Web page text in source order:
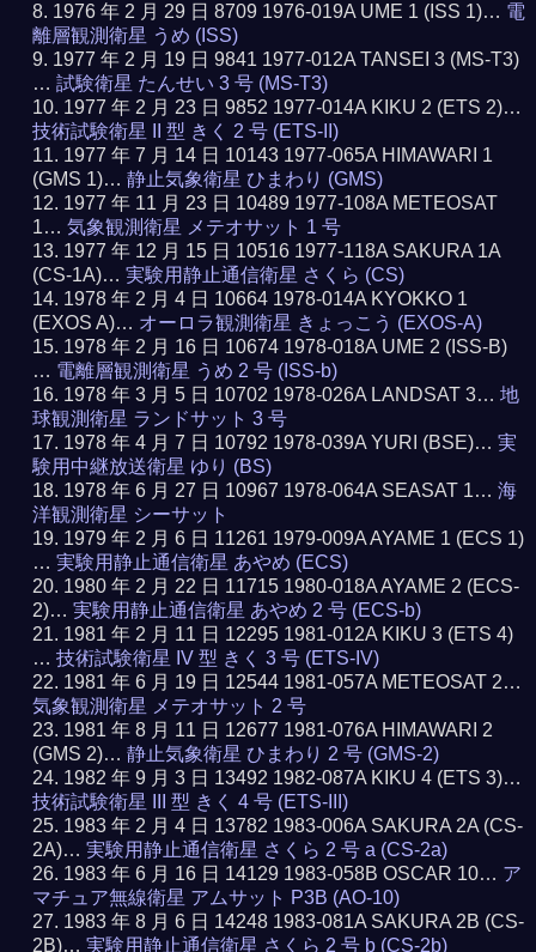
1976 年 2 月 29 日 8709 1976-019A UME 1 (ISS 1)… 電
離層観測衛星 うめ (ISS)
1977 年 2 月 19 日 9841 1977-012A TANSEI 3 (MS-T3)
…試験衛星 たんせい 3 号 (MS-T3)
1977 年 2 月 23 日 9852 1977-014A KIKU 2 (ETS 2)…
技術試験衛星 II 型 きく 2 号 (ETS-II)
1977 年 7 月 14 日 10143 1977-065A HIMAWARI 1
(GMS 1)…静止気象衛星 ひまわり (GMS)
1977 年 11 月 23 日 10489 1977-108A METEOSAT
1…気象観測衛星 メテオサット 1 号
1977 年 12 月 15 日 10516 1977-118A SAKURA 1A
(CS-1A)…実験用静止通信衛星 さくら (CS)
1978 年 2 月 4 日 10664 1978-014A KYOKKO 1
(EXOS A)… オーロラ観測衛星 きょっこう (EXOS-A)
1978 年 2 月 16 日 10674 1978-018A UME 2 (ISS-B)
… 電離層観測衛星 うめ 2 号 (ISS-b)
1978 年 3 月 5 日 10702 1978-026A LANDSAT 3…地
球観測衛星 ランドサット 3 号
1978 年 4 月 7 日 10792 1978-039A YURI (BSE)…実
験用中継放送衛星 ゆり (BS)
1978 年 6 月 27 日 10967 1978-064A SEASAT 1…海
洋観測衛星 シーサット
1979 年 2 月 6 日 11261 1979-009A AYAME 1 (ECS 1)
…実験用静止通信衛星 あやめ (ECS)
1980 年 2 月 22 日 11715 1980-018A AYAME 2 (ECS-
2)…実験用静止通信衛星 あやめ 2 号 (ECS-b)
1981 年 2 月 11 日 12295 1981-012A KIKU 3 (ETS 4)
…技術試験衛星 IV 型 きく 3 号 (ETS-IV)
1981 年 6 月 19 日 12544 1981-057A METEOSAT 2…
気象観測衛星 メテオサット 2 号
1981 年 8 月 11 日 12677 1981-076A HIMAWARI 2
(GMS 2)…静止気象衛星 ひまわり 2 号 (GMS-2)
1982 年 9 月 3 日 13492 1982-087A KIKU 4 (ETS 3)…
技術試験衛星 III 型 きく 4 号 (ETS-III)
1983 年 2 月 4 日 13782 1983-006A SAKURA 2A (CS-
2A)…実験用静止通信衛星 さくら 2 号 a (CS-2a)
1983 年 6 月 16 日 14129 1983-058B OSCAR 10… ア
マチュア無線衛星 アムサット P3B (AO-10)
1983 年 8 月 6 日 14248 1983-081A SAKURA 2B (CS-
2B)…実験用静止通信衛星 さくら 2 号 b (CS-2b)